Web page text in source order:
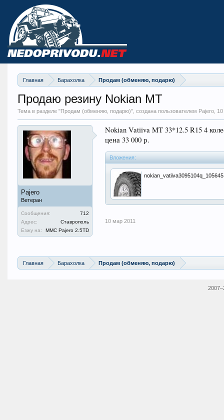
Главная Барахолка Продам (обменяю, подарю)
Продаю резину Nokian MT
Тема в разделе "Продам (обменяю, подарю)", создана пользователем Pajero,
Pajero
Ветеран
Сообщения:
712
Адрес:
Ставрополь
Езжу на:
MMC Pajero 2.5TD
Nokian Vatiiva MT 33*12.5 R15 4
цена 33 000 р.
Вложения:
10 мар 2011
Главная Барахолка Продам (обменяю, подарю)
2007–